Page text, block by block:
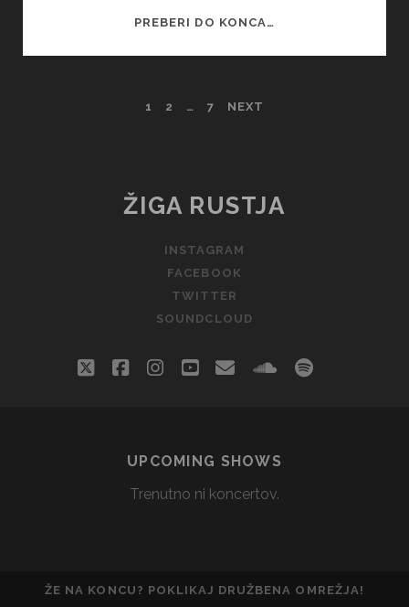
PREBERI DO KONCA…
ŠTEVILČENJE
1 2 … 7 NEXT
ŽIGA RUSTJA
INSTAGRAM
FACEBOOK
TWITTER
SOUNDCLOUD
twitterfacebookinstagram
youtube
emailsoundcloud
spotify
UPCOMING SHOWS
Trenutno ni koncertov.
ŽE NA KONCU? POKLIKAJ DRUŽBENA OMREŽJA!